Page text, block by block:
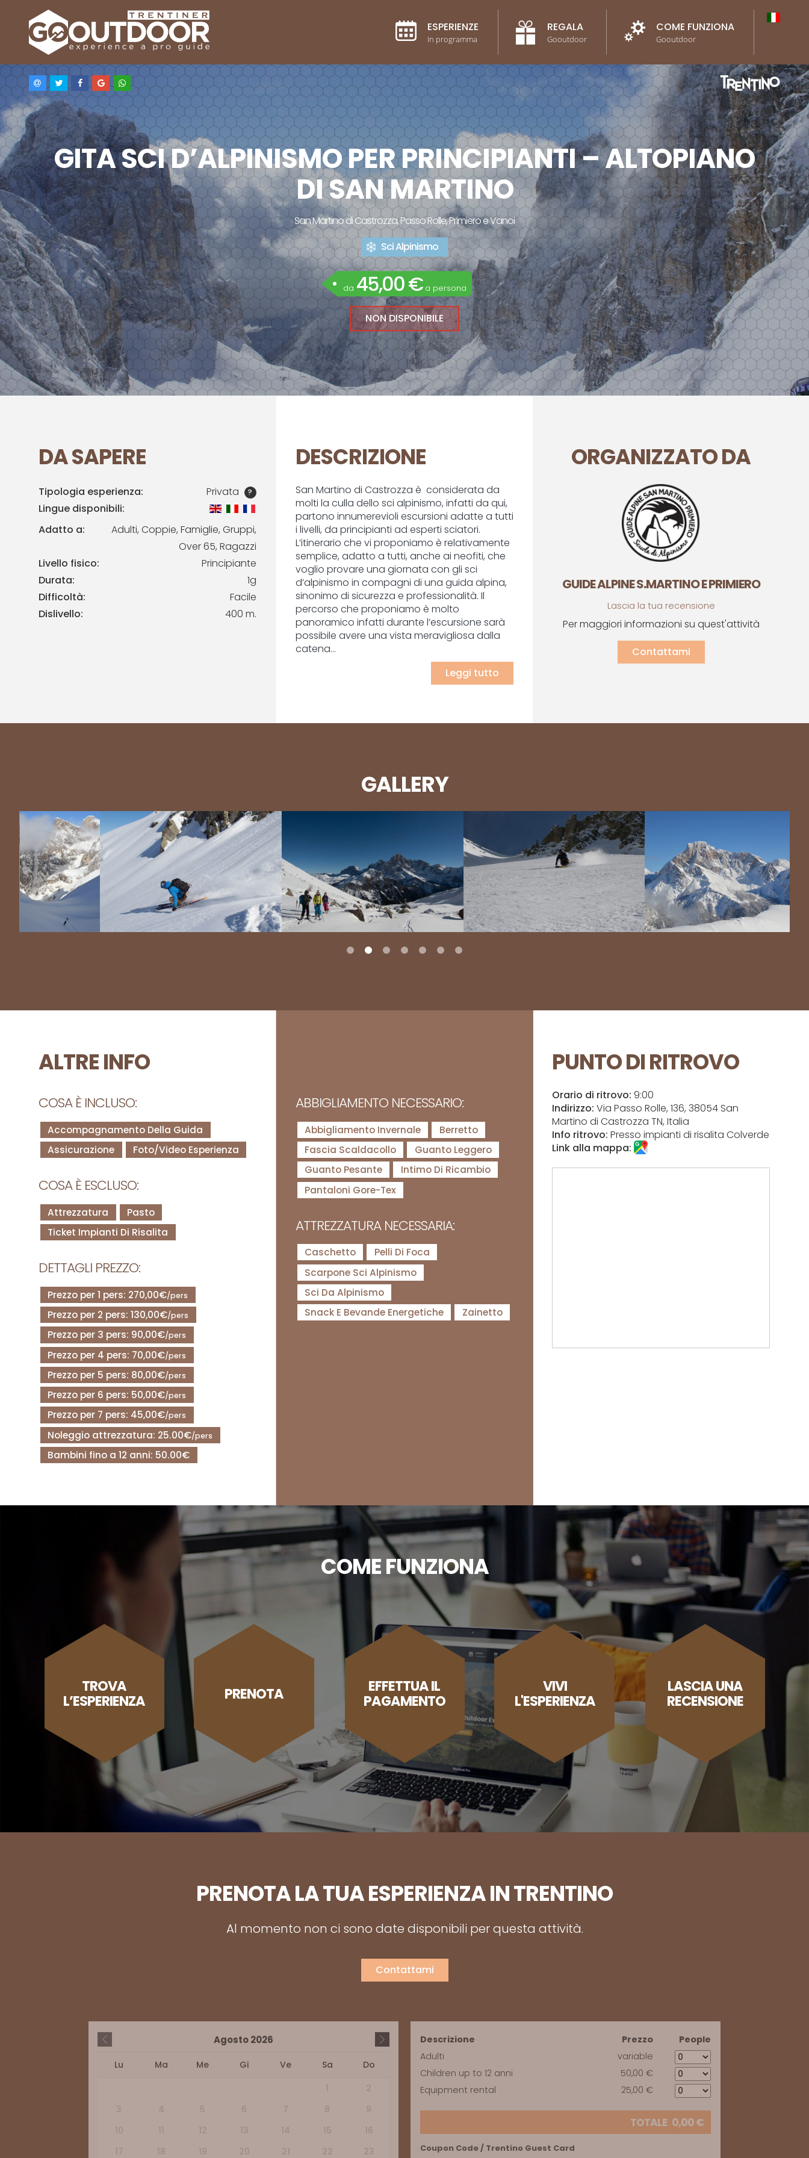
ESPERIENZE
In programma
REGALA
Gooutdoor
COME FUNZIONA
Gooutdoor
GITA SCI D’ALPINISMO PER PRINCIPIANTI – ALTOPIANO
DI SAN MARTINO
San Martino di Castrozza, Passo Rolle, Primiero e Vanoi
Sci Alpinismo
da 45,00 € a persona
NON DISPONIBILE
DA SAPERE
Tipologia esperienza: Privata ?
Lingue disponibili:
Adatto a:
Adulti, Coppie, Famiglie, Gruppi,
Over 65, Ragazzi
Livello fisico:
Principiante
Durata:
1g
Difficoltà:
Facile
Dislivello:
400 m.
DESCRIZIONE
San Martino di Castrozza è considerata da
molti la culla dello sci alpinismo, infatti da qui,
partono innumerevioli escursioni adatte a tutti
i livelli, da principianti ad esperti sciatori.
L’itinerario che vi proponiamo è relativamente
semplice, adatto a tutti, anche ai neofiti, che
voglio provare una giornata con gli sci
d’alpinismo in compagni di una guida alpina,
sinonimo di sicurezza e professionalità. Il
percorso che proponiamo è molto
panoramico infatti durante l’escursione sarà
possibile avere una vista meravigliosa dalla
catena...
Leggi tutto
ORGANIZZATO DA
GUIDE ALPINE S.MARTINO E PRIMIERO
Lascia la tua recensione
Per maggiori informazioni su quest'attività
Contattami
GALLERY
ALTRE INFO
COSA È INCLUSO:
Accompagnamento Della Guida
Assicurazione
Foto/Video Esperienza
COSA È ESCLUSO:
Attrezzatura
Pasto
Ticket Impianti Di Risalita
DETTAGLI PREZZO:
Prezzo per 1 pers: 270,00€/pers
Prezzo per 2 pers: 130,00€/pers
Prezzo per 3 pers: 90,00€/pers
Prezzo per 4 pers: 70,00€/pers
Prezzo per 5 pers: 80,00€/pers
Prezzo per 6 pers: 50,00€/pers
Prezzo per 7 pers: 45,00€/pers
Noleggio attrezzatura: 25.00€/pers
Bambini fino a 12 anni: 50.00€
ABBIGLIAMENTO NECESSARIO:
Abbigliamento Invernale
Berretto
Fascia Scaldacollo
Guanto Leggero
Guanto Pesante
Intimo Di Ricambio
Pantaloni Gore-Tex
ATTREZZATURA NECESSARIA:
Caschetto
Pelli Di Foca
Scarpone Sci Alpinismo
Sci Da Alpinismo
Snack E Bevande Energetiche
Zainetto
PUNTO DI RITROVO
Orario di ritrovo: 9:00
Indirizzo: Via Passo Rolle, 136, 38054 San
Martino di Castrozza TN, Italia
Info ritrovo: Presso impianti di risalita Colverde
Link alla mappa:
COME FUNZIONA
TROVA
L’ESPERIENZA PRENOTA EFFETTUA IL
PAGAMENTO
VIVI
L'ESPERIENZA
LASCIA UNA
RECENSIONE
PRENOTA LA TUA ESPERIENZA IN TRENTINO
Al momento non ci sono date disponibili per questa attività.
Contattami
Agosto2026
Lu Ma Me Gi Ve Sa
Do
1
2
3
4 5 6 7 8
9
10
11 12 13 14 15
16
17
18 19 20 21 22 23
Descrizione Prezzo
People
Adulti
variable
Children up to 12 anni
50,00 €
Equipment rental
25,00 €
TOTALE 0,00€
Coupon Code / Trentino Guest Card